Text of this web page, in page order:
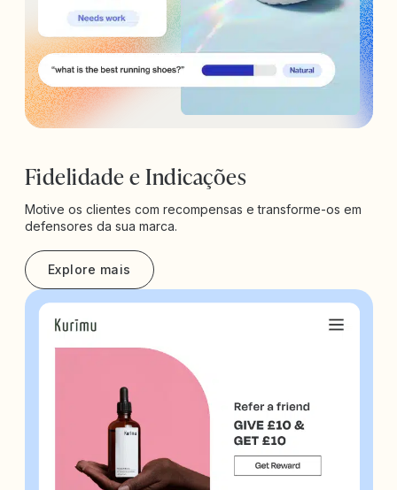
Fidelidade e Indicações
Motive os clientes com recompensas e transforme-os em
defensores da sua marca.
Explore mais